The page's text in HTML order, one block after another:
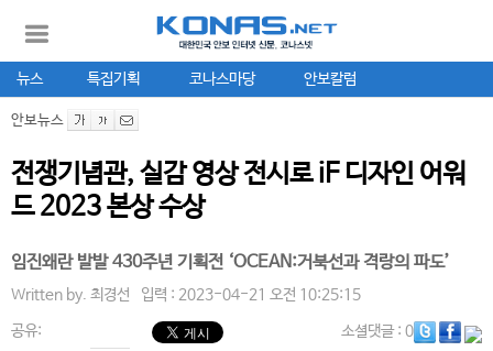
뉴스 특집기획 코나스마당 안보칼럼
안보뉴스
전쟁기념관, 실감 영상 전시로 iF 디자인 어워
드 2023 본상 수상
임진왜란 발발 430주년 기획전 ‘OCEAN:거북선과 격랑의 파도’
Written by. 최경선 입력 : 2023-04-21 오전 10:25:15
공유: 소셜댓글: 0